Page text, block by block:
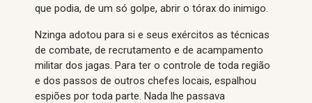
que podia, de um só golpe, abrir o tórax do inimigo.
Nzinga adotou para si e seus exércitos as técnicas
de combate, de recrutamento e de acampamento
militar dos jagas. Para ter o controle de toda região
e dos passos de outros chefes locais, espalhou
espiões por toda parte. Nada lhe passava